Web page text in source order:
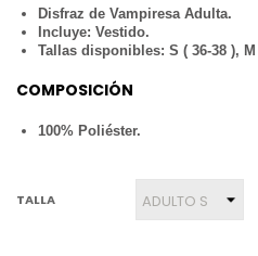
Disfraz de Vampiresa Adulta.
Incluye: Vestido.
Tallas disponibles: S ( 36-38 ), M
COMPOSICIÓN
100% Poliéster.
TALLA